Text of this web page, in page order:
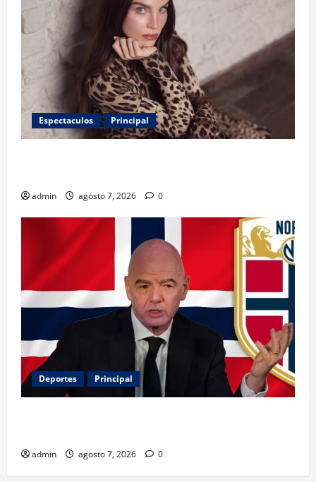
Espectaculos Principal
admin agosto 7, 2026 0
Deportes Principal
admin agosto 7, 2026 0